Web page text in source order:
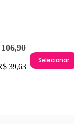
39,63
Selecionar